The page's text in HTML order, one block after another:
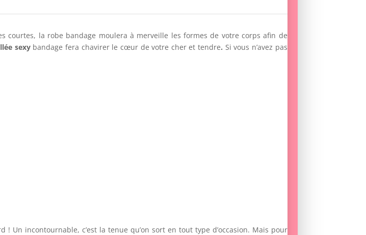
courtes, la robe bandage moulera à merveille les formes de votre corps afin de
sexybandage fera chavirer le cœur de votre cher et tendre. Si vous n’avez pas
Un incontournable, c’est la tenue qu’on sort en tout type d’occasion. Mais pour